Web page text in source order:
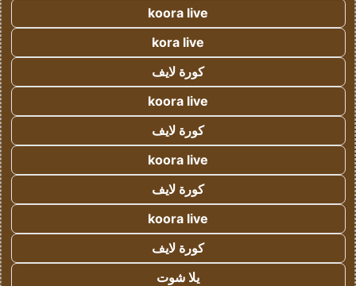
koora live
kora live
كورة لايف
koora live
كورة لايف
koora live
كورة لايف
koora live
كورة لايف
يلا شوت